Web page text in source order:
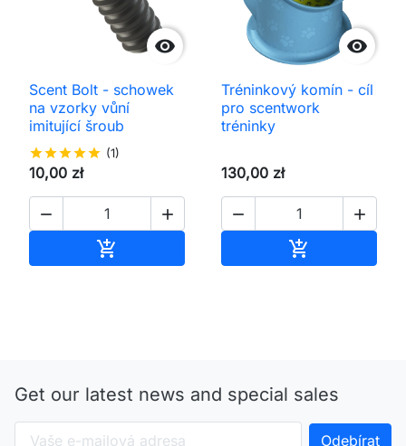

Scent Bolt - schowek
na vzorky vůní
imitující šroub
starstarstarstarstar (1)
10,00 zł
 


Tréninkový komín - cíl
pro scentwork
tréninky
130,00 zł
 

Get our latest news and special sales